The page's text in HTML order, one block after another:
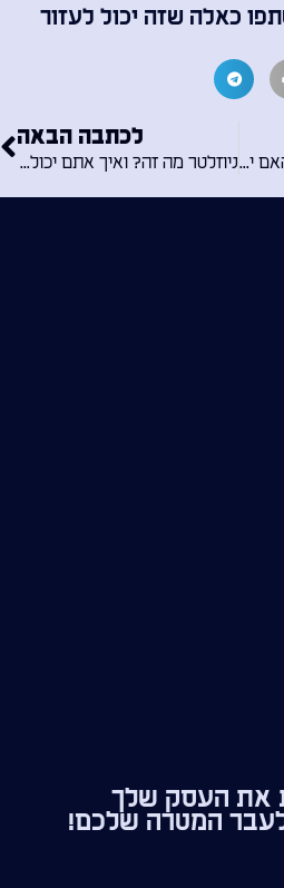
כאלה שזה יכול לעזור
העלאת מוצרים לאתר – האם יש שירות כזה מבעל מקצוע?
לכתבה הבאה
ניוזלטר מה זה? ואיך אתם יכולים להגדיל את המכירות משמעותית איתו?
את העסק שלך
המטרה שלכם!